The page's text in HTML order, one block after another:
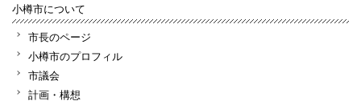
小樽市について
市長のページ
小樽市のプロフィル
市議会
計画・構想